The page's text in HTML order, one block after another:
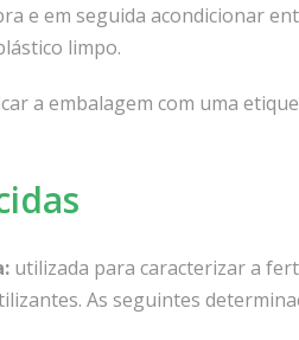
e em seguida acondicionar
limpo.
a embalagem com uma
utilizada para caracterizar a
As seguintes